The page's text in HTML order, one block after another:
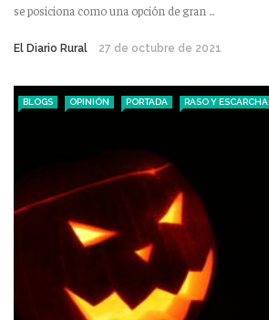
se posiciona como una opción de gran ...
El Diario Rural 27 de octubre de 2021
BLOGS OPINIÓN PORTADA RASO Y ESCARCHA